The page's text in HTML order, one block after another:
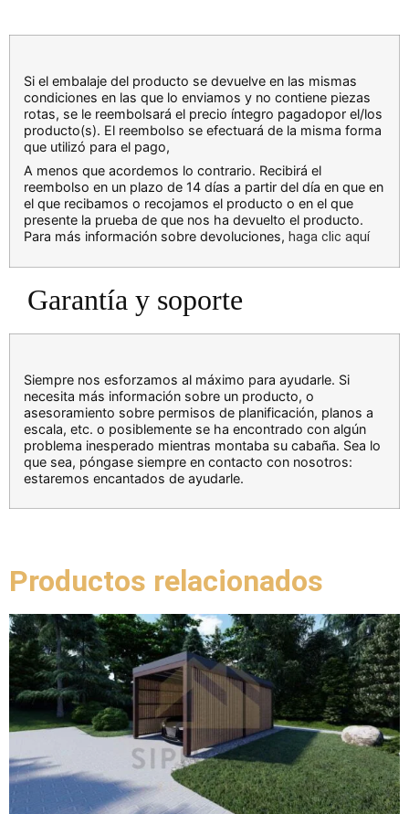
Si el embalaje del producto se devuelve en las mismas
condiciones en las que lo enviamos y no contiene piezas
rotas, se le reembolsará el precio íntegro pagadopor el/los
producto(s). El reembolso se efectuará de la misma forma
que utilizó para el pago,
A menos que acordemos lo contrario. Recibirá el
reembolso en un plazo de 14 días a partir del día en que en
el que recibamos o recojamos el producto o en el que
presente la prueba de que nos ha devuelto el producto.
Para más información sobre devoluciones, haga clic aquí
Garantía y soporte
Siempre nos esforzamos al máximo para ayudarle. Si
necesita más información sobre un producto, o
asesoramiento sobre permisos de planificación, planos a
escala, etc. o posiblemente se ha encontrado con algún
problema inesperado mientras montaba su cabaña. Sea lo
que sea, póngase siempre en contacto con nosotros:
estaremos encantados de ayudarle.
Productos relacionados